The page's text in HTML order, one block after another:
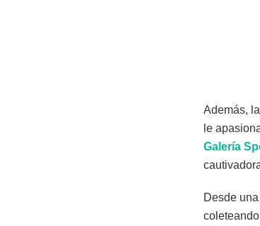
Además,
le
Galería
Desde